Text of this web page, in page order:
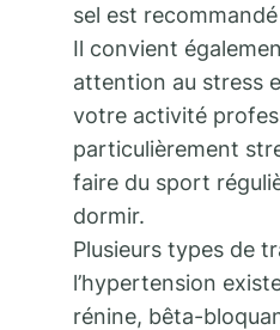
sel est
Il convient
attention au stress
votre activité
particulièrement
faire du sport
dormir.
Plusieurs types de
l’hypertension
rénine, bêta-